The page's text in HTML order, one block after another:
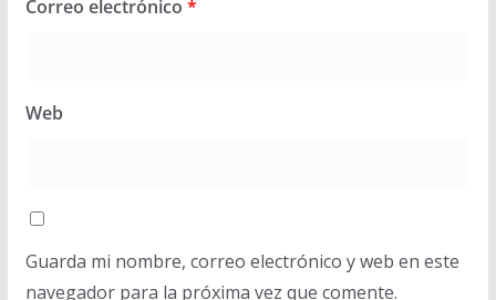
Correo electrónico *
Web
Guarda mi nombre, correo electrónico y web en este
navegador para la próxima vez que comente.